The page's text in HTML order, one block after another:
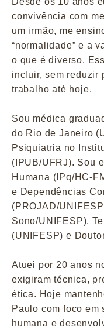
convivência com
um irmão, me
“normalidade” e a
o que é diverso.
incluir, sem reduzir
trabalho até hoje.
Sou médica
do Rio de Janeiro
Psiquiatria no
(IPUB/UFRJ). Sou
Humana (IPq/HC-
e Dependências
(PROJAD/
Sono/UNIFESP).
(UNIFESP) e
Atuei por 20 anos
exigiram técnica,
ética. Hoje
Paulo com foco em
humana e